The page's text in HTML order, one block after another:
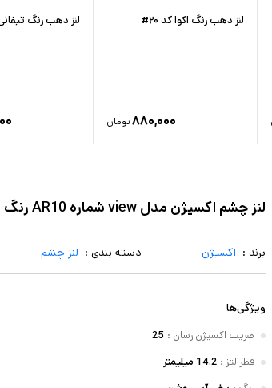
لنز دهب رنگ اکوا کد ۲۰#
۸۸۰,۰۰۰تومان
لنز دهب رنگ تیفانی
لنز چشم اکسیژن مدل view شماره AR10 رنگ یخی آبی روشن
برند : اکسیژن دسته بندی : لنز چشم
ویژگی‌ها
ضریب اکسیژن رسان :
25
قطر لتز : 14.2 میلیمتر